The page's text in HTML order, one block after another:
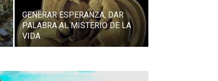
GENERAR ESPERANZA, DAR
PALABRA AL MISTERIO DE LA
VIDA